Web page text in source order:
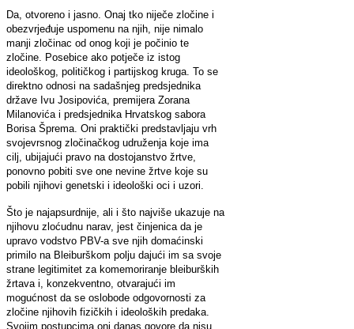
Da, otvoreno i jasno. Onaj tko niječe zločine i
obezvrjeđuje uspomenu na njih, nije nimalo
manji zločinac od onog koji je počinio te
zločine. Posebice ako potječe iz istog
ideološkog, političkog i partijskog kruga. To se
direktno odnosi na sadašnjeg predsjednika
države Ivu Josipovića, premijera Zorana
Milanovića i predsjednika Hrvatskog sabora
Borisa Šprema. Oni praktički predstavljaju vrh
svojevrsnog zločinačkog udruženja koje ima
cilj, ubijajući pravo na dostojanstvo žrtve,
ponovno pobiti sve one nevine žrtve koje su
pobili njihovi genetski i ideološki oci i uzori.
Što je najapsurdnije, ali i što najviše ukazuje na
njihovu zloćudnu narav, jest činjenica da je
upravo vodstvo PBV-a sve njih domaćinski
primilo na Bleiburškom polju dajući im sa svoje
strane legitimitet za komemoriranje bleiburških
žrtava i, konzekventno, otvarajući im
mogućnost da se oslobode odgovornosti za
zločine njihovih fizičkih i ideoloških predaka.
Svojim postupcima oni danas govore da nisu